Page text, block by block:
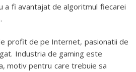
a fi avantajat de algoritmul fiecarei
profit de pe Internet, pasionatii de
Industria de gaming este
motiv pentru care trebuie sa